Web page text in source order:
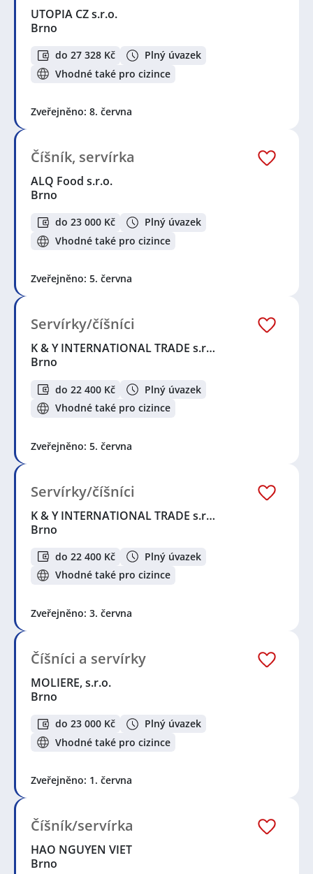
UTOPIA CZ s.r.o.
Brno
do 27 328 Kč
Plný úvazek
Vhodné také pro cizince
Zveřejněno: 8. června
Číšník, servírka
ALQ Food s.r.o.
Brno
do 23 000 Kč
Plný úvazek
Vhodné také pro cizince
Zveřejněno: 5. června
Servírky/číšníci
K & Y INTERNATIONAL TRADE s.r…
Brno
do 22 400 Kč
Plný úvazek
Vhodné také pro cizince
Zveřejněno: 5. června
Servírky/číšníci
K & Y INTERNATIONAL TRADE s.r…
Brno
do 22 400 Kč
Plný úvazek
Vhodné také pro cizince
Zveřejněno: 3. června
Číšníci a servírky
MOLIERE, s.r.o.
Brno
do 23 000 Kč
Plný úvazek
Vhodné také pro cizince
Zveřejněno: 1. června
Číšník/servírka
HAO NGUYEN VIET
Brno